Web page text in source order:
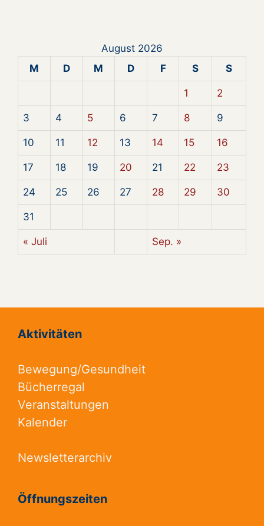
August 2026
M
D M D F S S
1 2
3 4 5 6 7 8 9
10 11 12 13 14 15 16
17 18 19 20 21 22 23
24 25 26 27 28 29 30
31
« Juli Sep. »
Aktivitäten
Bewegung/Gesundheit
Bücherregal
Veranstaltungen
Kalender
Newsletterarchiv
Öffnungszeiten